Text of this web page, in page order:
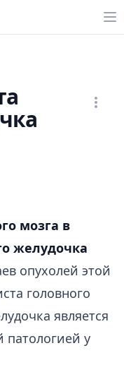
мозга в
желудочка
опухолей этой
головного
является
патологией у